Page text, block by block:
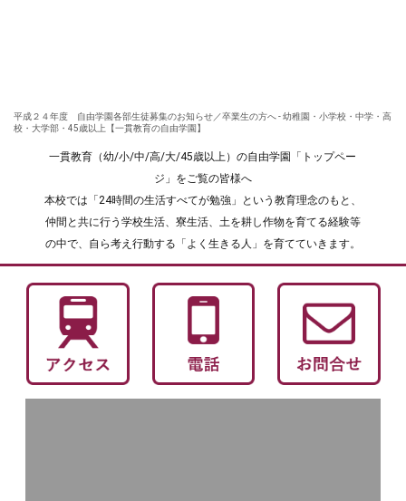
平成２４年度 自由学園各部生徒募集のお知らせ／卒業生の方へ - 幼稚園・小学校・中学・高
校・大学部・45歳以上【一貫教育の自由学園】
一貫教育（幼/小/中/高/大/45歳以上）の自由学園「トップペー
ジ」をご覧の皆様へ
本校では「24時間の生活すべてが勉強」という教育理念のもと、
仲間と共に行う学校生活、寮生活、土を耕し作物を育てる経験等
の中で、自ら考え行動する「よく生きる人」を育てていきます。